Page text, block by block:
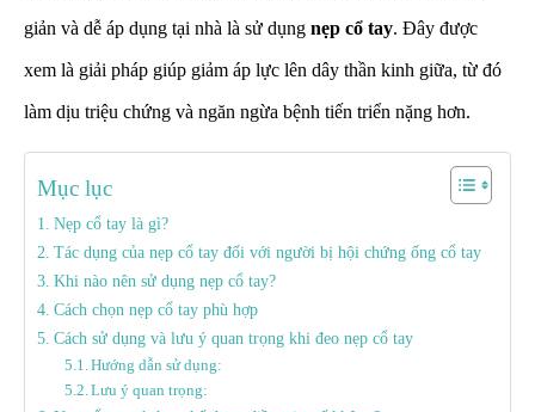
giản và dễ áp dụng tại nhà là sử dụng nẹp cổ tay. Đây được
xem là giải pháp giúp giảm áp lực lên dây thần kinh giữa, từ đó
làm dịu triệu chứng và ngăn ngừa bệnh tiến triển nặng hơn.
Mục lục
Nẹp cổ tay là gì?
Tác dụng của nẹp cổ tay đối với người bị hội chứng ống cổ tay
Khi nào nên sử dụng nẹp cổ tay?
Cách chọn nẹp cổ tay phù hợp
Cách sử dụng và lưu ý quan trọng khi đeo nẹp cổ tay
Hướng dẫn sử dụng:
Lưu ý quan trọng: